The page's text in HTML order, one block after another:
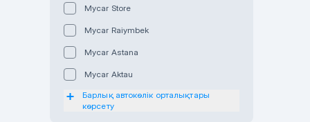
Mycar Store
Mycar Raiymbek
Mycar Astana
Mycar Aktau
Mycar Uralsk
Барлық автокөлік орталықтары
көрсету